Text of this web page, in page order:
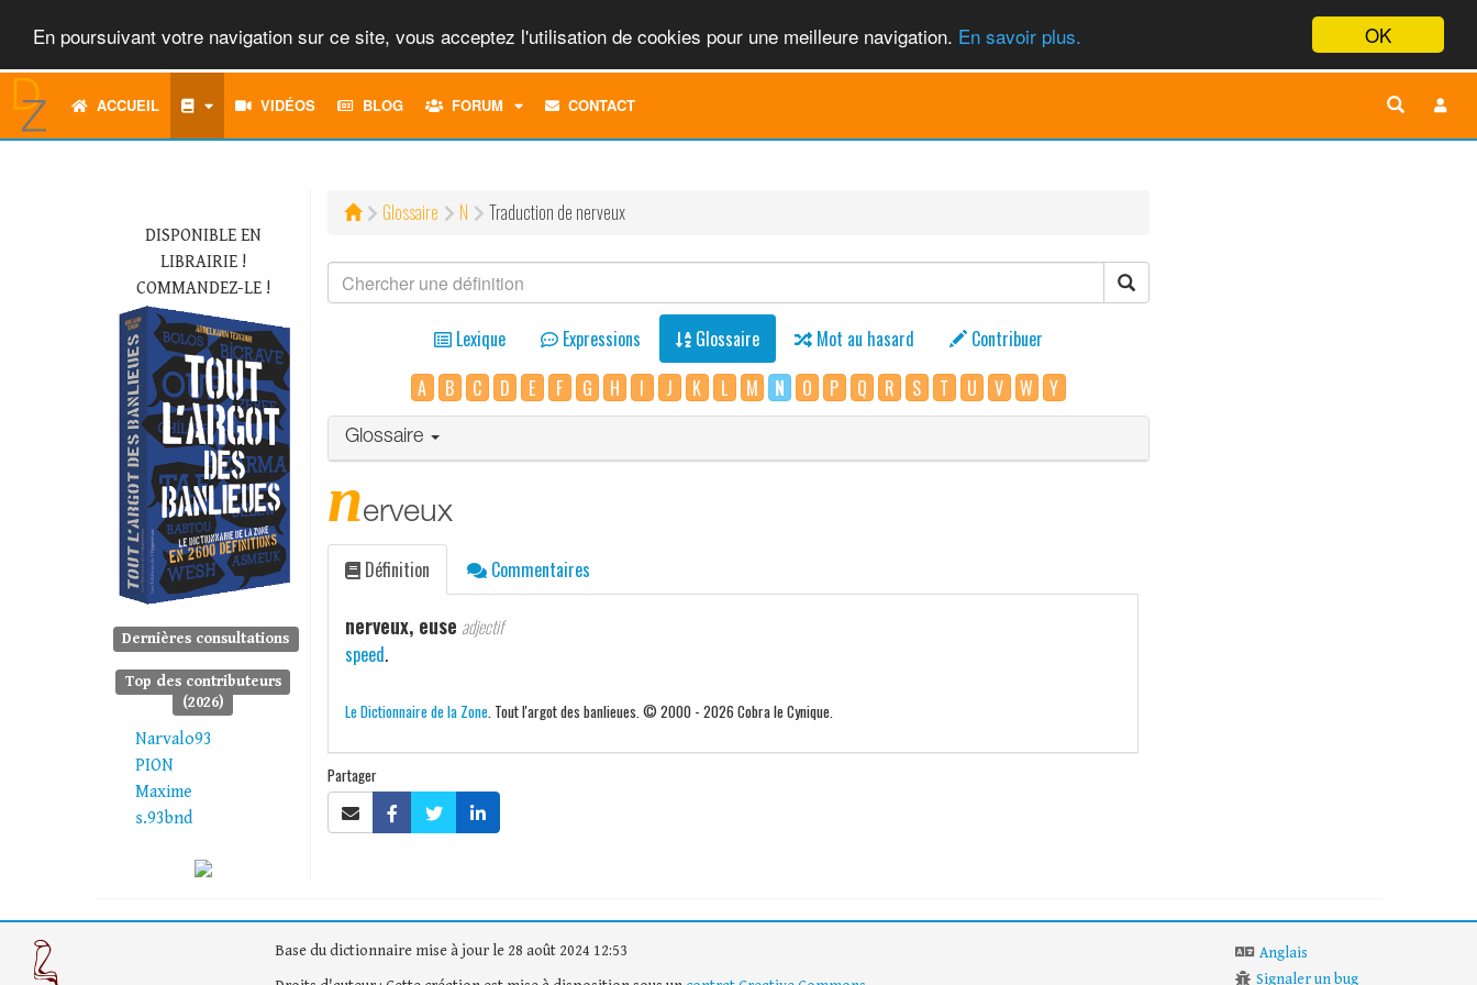
OK
En poursuivant votre navigation sur ce site, vous acceptez l'utilisation de cookies pour une meilleure navigation. En savoir plus.
ACCUEIL VIDÉOS BLOG FORUM
TOGGLECONTACT
DISPONIBLE EN
LIBRAIRIE !
COMMANDEZ-LE !
Dernières consultations
Top des contributeurs
(2026)
Narvalo93
PION
Maxime
s.93bnd
Glossaire N Traduction de nerveux
Lexique Expressions Glossaire Mot au hasard
Contribuer
A
B C D E F G H I J K L M N O P Q R S T U V W Y
Glossaire
nerveux
Définition Commentaires
nerveux, euse adjectif
speed.
Le Dictionnaire de la Zone. Tout l'argot des banlieues. © 2000 - 2026 Cobra le Cynique.
Partager
Base du dictionnaire mise à jour le 28 août 2024 12:53
Anglais
Signaler un bug